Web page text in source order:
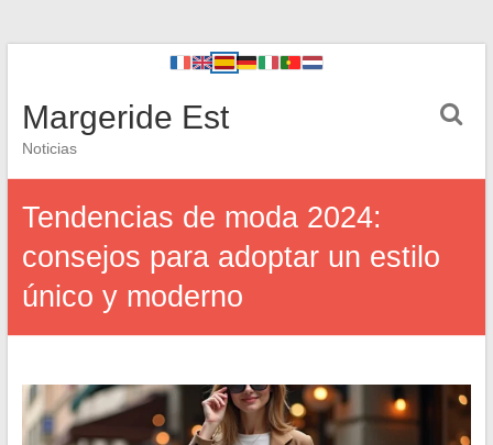
Margeride Est
Noticias
Tendencias de moda 2024:
consejos para adoptar un estilo
único y moderno